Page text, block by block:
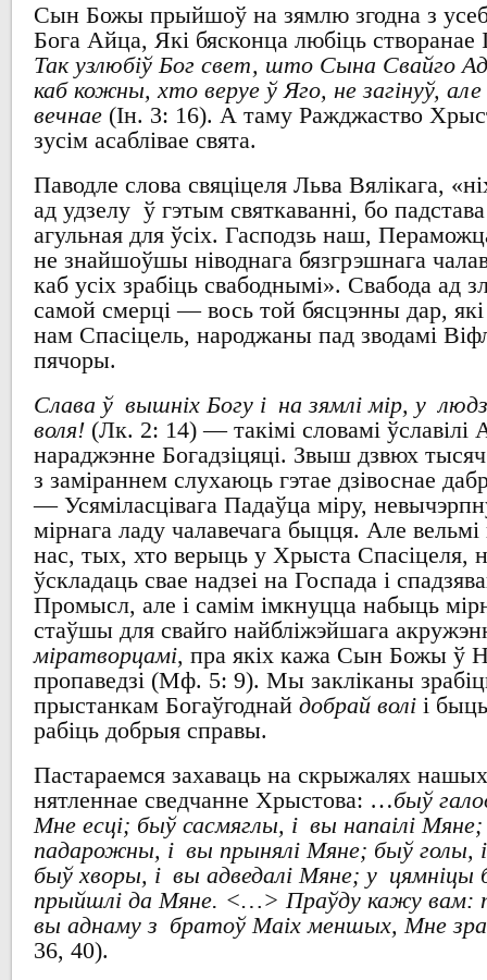
СынБожы прыйшоў на зямлю згодна з
БогаАйца,Які бясконца любіць створанае
Так узлюбіў Бог свет, што Сына Свайго
каб кожны, хто веруе ў Яго, не загінуў,
вечнае (Ін. 3: 16). Атаму Ражджаство
зусім асаблівае свята.
Паводле слова свяціцеля ЛьваВялікага, «
ад удзелу ў гэтым святкаванні, бо
агульная для ўсіх.Гасподзь наш,
не знайшоўшы ніводнага бязгрэшнага
каб усіх зрабіць свабоднымі». Свабода ад
самой смерці —вось той бясцэнны дар,
нам Спасіцель,народжаны пад зводамі
пячоры.
Слава ў вышніх Богу і на зямлі мір, у
воля! (Лк. 2: 14) —такімі словамі ўславілі
нараджэнне Богадзіцяці. Звыш дзвюх
з заміраннем слухаюць гэтае дзівоснае
—Усяміласцівага Падаўца міру,
мірнага ладу чалавечага быцця.Але вельмі
нас,тых, хто верыць у Хрыста Спасіцеля,
ўскладаць свае надзеі на Госпада і
Промысл,але і самім імкнуцца набыць
стаўшы для свайго найбліжэйшага
міратворцамі,пра якіх кажа Сын Божы ў
пропаведзі (Мф. 5: 9). Мызакліканы
прыстанкам Богаўгоднайдобрай волі і
рабіць добрыя справы.
Пастараемся захаваць наскрыжалях
нятленнае сведчанне Хрыстова: …быў
Мне есці; быў сасмяглы, і вы напаілі
падарожны, і вы прынялі Мяне; быў голы,
быў хворы, і вы адведалі Мяне; у цямніцы
прыйшлі да Мяне. <…>Праўду кажу вам:
вы аднаму з братоў Маіх меншых, Мне
36, 40).